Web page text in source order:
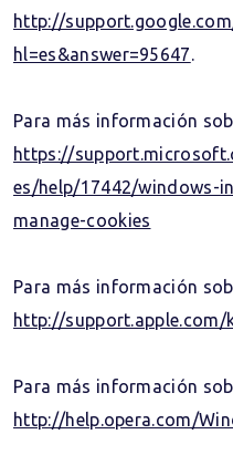
http://
hl=es&answer=95647.
Para más información
https://
es/help/17442/windows-
manage-cookies
Para más información
http://support.apple.com/
Para más información
http://help.opera.com/